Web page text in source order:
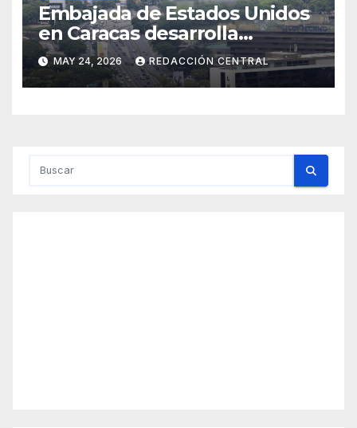
Embajada de Estados Unidos
en Caracas desarrolla
simulacro aéreo de
evacuación y contingencia
MAY 24, 2026 REDACCIÓN CENTRAL